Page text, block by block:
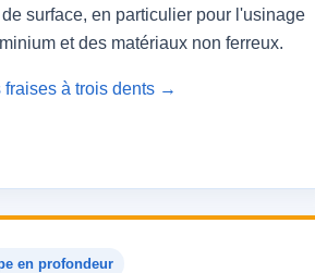
surface, en particulier pour l'usinage
et des matériaux non ferreux.
fraises à trois dents →
en profondeur